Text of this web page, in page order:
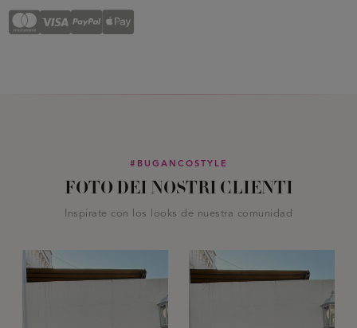
#BUGANCOSTYLE
FOTO DEI NOSTRI CLIENTI
Inspírate con los looks de nuestra comunidad